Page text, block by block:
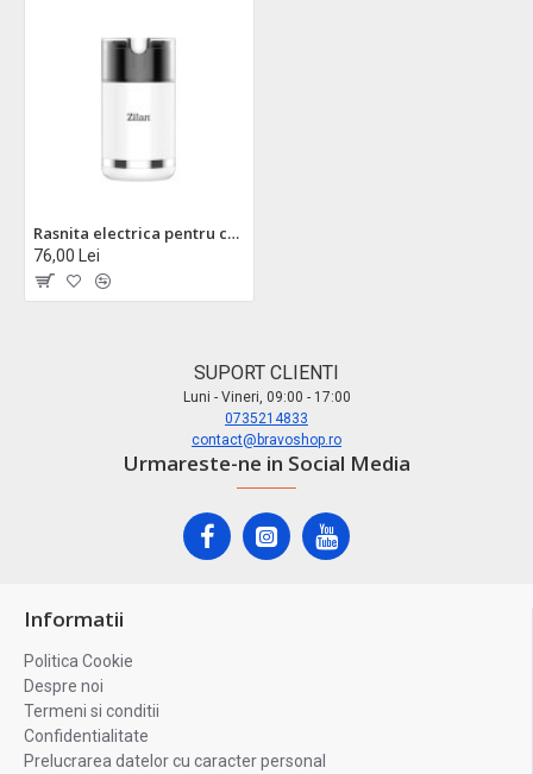
Rasnita electrica pentru cafea zilan zln9281 - 150w, lame inox, capacitate 70g, alb
76,00 Lei
SUPORT CLIENTI
Luni - Vineri, 09:00 - 17:00
0735214833
contact@bravoshop.ro
Urmareste-ne in Social Media
Informatii
Politica Cookie
Despre noi
Termeni si conditii
Confidentialitate
Prelucrarea datelor cu caracter personal